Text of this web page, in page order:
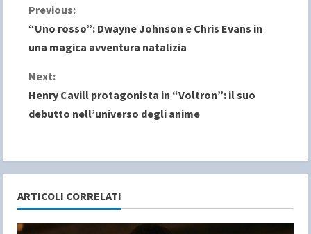
C
o
n
t
n
u
e
Previous:
“Uno rosso”: Dwayne Johnson e Chris Evans in
una magica avventura natalizia
Next:
Henry Cavill protagonista in “Voltron”: il suo
debutto nell’universo degli anime
ARTICOLI CORRELATI